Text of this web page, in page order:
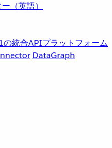
（英語）
の統合APIプラットフォーム
DataGraph